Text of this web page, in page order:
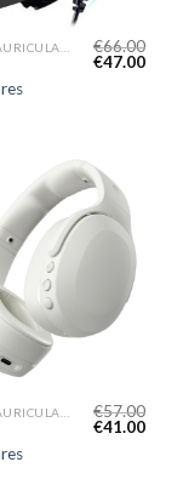
€66.00
€47.00
€57.00
€41.00